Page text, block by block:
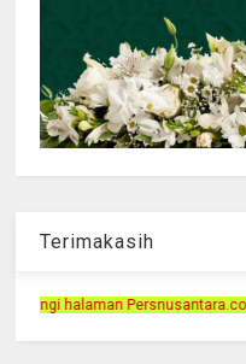
Terimakasih